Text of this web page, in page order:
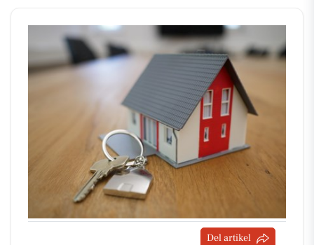
Del artikel